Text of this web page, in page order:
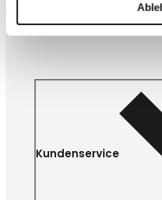
Kundenservice